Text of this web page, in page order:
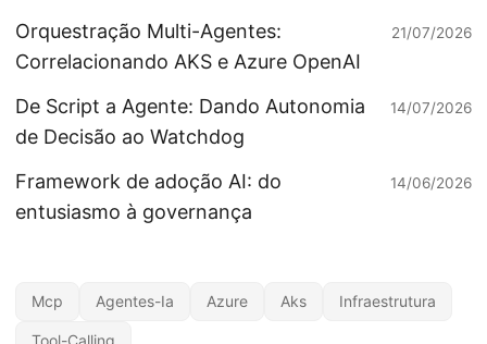
Orquestração Multi-Agentes:
Correlacionando AKS e Azure OpenAI
21/07/2026
De Script a Agente: Dando Autonomia
de Decisão ao Watchdog
14/07/2026
Framework de adoção AI: do
entusiasmo à governança
14/06/2026
Mcp Agentes-Ia Azure Aks Infraestrutura
Tool-Calling